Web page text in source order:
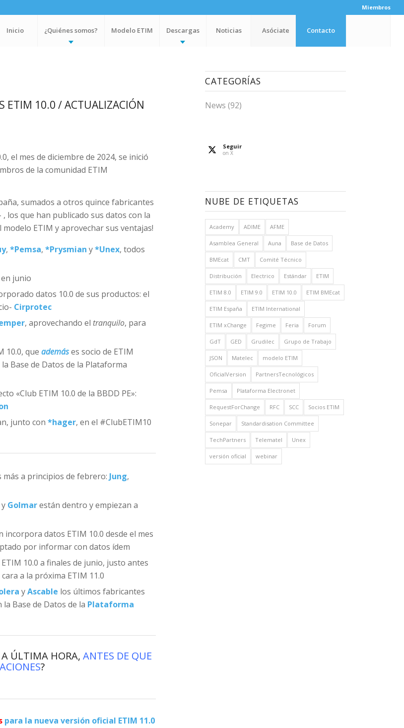
Miembros
Inicio ¿Quiénes somos? Modelo ETIM Descargas Noticias Asóciate Contacto
ETIM 10.0 / ACTUALIZACIÓN
el mes de diciembre de 2024, se inició
de la comunidad ETIM
sumados a otros quince fabricantes
, los que han publicado sus datos con la
ETIM y aprovechar sus ventajas!
,*Pemsa,*Prysmian y*Unex, todos
junio
datos 10.0 de sus productos: el
Cirprotec
, aprovechando el tranquilo, para
10.0, queademáses socio de ETIM
Base de Datos de la Plataforma
«Club ETIM 10.0 de la BBDD PE»:
junto con*hager, en el #ClubETIM10
más a principios de febrero: Jung,
y Golmarestán dentro y empiezan a
incorpora datos ETIM 10.0 desde el mes
por informar con datos ídem
10.0 a finales de junio, justo antes
a la próxima ETIM 11.0
yAscable los últimos fabricantes
Base de Datos de la Plataforma
ÚLTIMA HORA, ANTES DE QUE
?
para la nueva versión oficial ETIM 11.0
CATEGORÍAS
News (92)
Seguir
on X
NUBE DE ETIQUETAS
Academy ADIME AFME
Asamblea General Auna Base de Datos
BMEcat CMT Comité Técnico
Distribución Electrico Estándar ETIM
ETIM 8.0 ETIM 9.0 ETIM 10.0 ETIM BMEcat
ETIM España ETIM International
ETIM xChange Fegime Feria Forum
GdT GED Grudilec Grupo de Trabajo
JSON Matelec modelo ETIM
OficialVersion PartnersTecnológicos
Pemsa Plataforma Electronet
RequestForChange RFC SCC Socios ETIM
Sonepar Standardisation Committee
TechPartners Telematel Unex
versión oficial webinar